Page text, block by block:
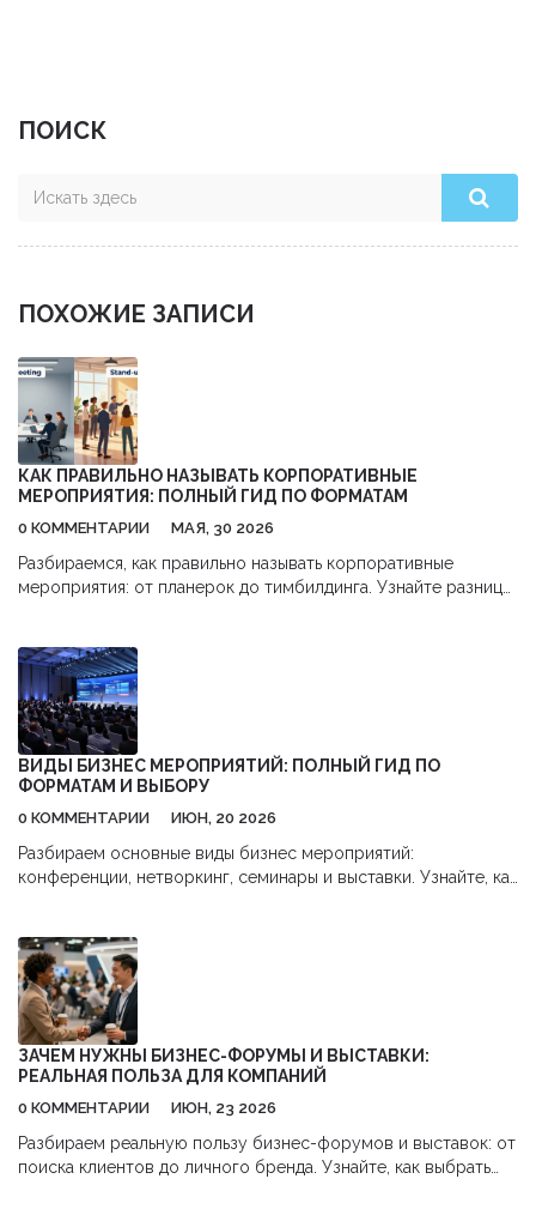
ПОИСК
ПОХОЖИЕ ЗАПИСИ
КАК ПРАВИЛЬНО НАЗЫВАТЬ КОРПОРАТИВНЫЕ
МЕРОПРИЯТИЯ: ПОЛНЫЙ ГИД ПО ФОРМАТАМ
0 КОММЕНТАРИИ МАЯ, 30 2026
Разбираемся, как правильно называть корпоративные
мероприятия: от планерок до тимбилдинга. Узнайте разницу
ВИДЫ БИЗНЕС МЕРОПРИЯТИЙ: ПОЛНЫЙ ГИД ПО
ФОРМАТАМ И ВЫБОРУ
0 КОММЕНТАРИИ ИЮН, 20 2026
Разбираем основные виды бизнес мероприятий:
конференции, нетворкинг, семинары и выставки. Узнайте, как
ЗАЧЕМ НУЖНЫ БИЗНЕС-ФОРУМЫ И ВЫСТАВКИ:
РЕАЛЬНАЯ ПОЛЬЗА ДЛЯ КОМПАНИЙ
0 КОММЕНТАРИИ ИЮН, 23 2026
Разбираем реальную пользу бизнес-форумов и выставок: от
поиска клиентов до личного бренда. Узнайте, как выбрать